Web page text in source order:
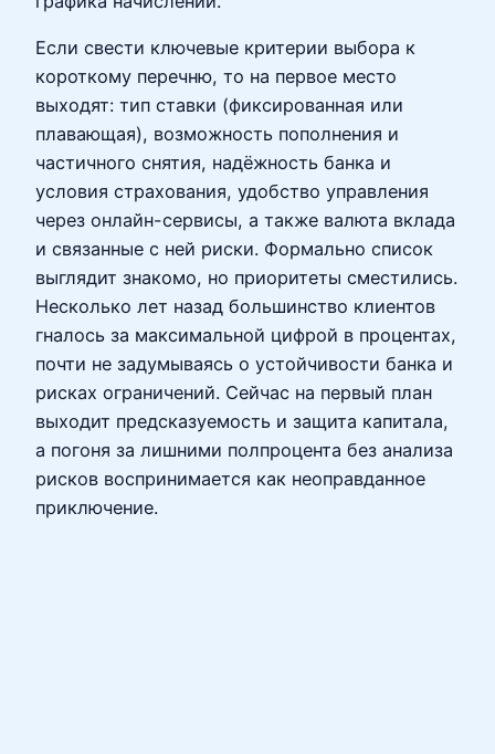
Если свести ключевые критерии выбора к
короткому перечню, то на первое место
выходят: тип ставки (фиксированная или
плавающая), возможность пополнения и
частичного снятия, надёжность банка и
условия страхования, удобство управления
через онлайн-сервисы, а также валюта вклада
и связанные с ней риски. Формально список
выглядит знакомо, но приоритеты сместились.
Несколько лет назад большинство клиентов
гналось за максимальной цифрой в процентах,
почти не задумываясь о устойчивости банка и
рисках ограничений. Сейчас на первый план
выходит предсказуемость и защита капитала,
а погоня за лишними полпроцента без анализа
рисков воспринимается как неоправданное
приключение.